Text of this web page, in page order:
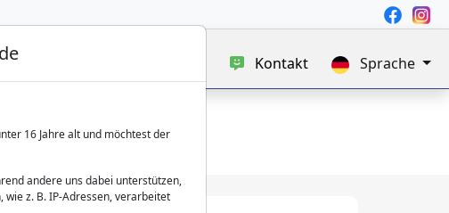
Kontakt Sprache
16 Jahre alt und möchtest der
andere uns dabei unterstützen,
z. B. IP-Adressen, verarbeitet